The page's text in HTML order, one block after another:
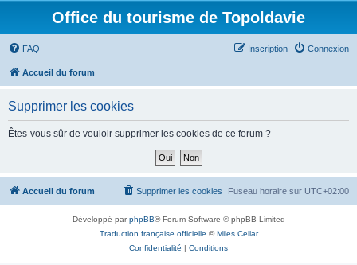
Office du tourisme de Topoldavie
FAQ Connexion
Inscription
Accueil du forum
Supprimer les cookies
Êtes-vous sûr de vouloir supprimer les cookies de ce forum ?
Accueil du forum Fuseau horaire sur UTC+02:00
Supprimer les cookies
Développé parphpBB® Forum Software © phpBB Limited
Traduction française officielle ©Miles Cellar
Confidentialité | Conditions